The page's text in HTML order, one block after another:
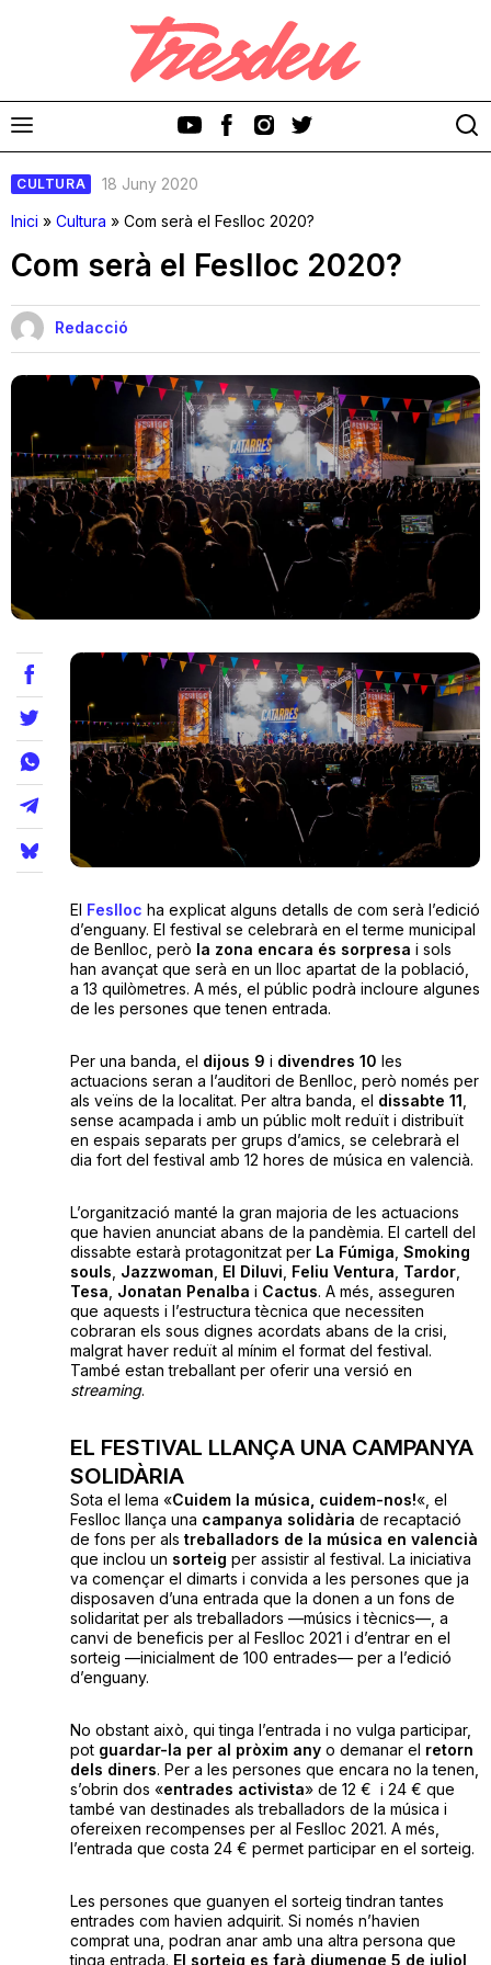
Discos
Videoclips
Cinema i Televisió
Festivals
Teatre
Internet
Opinió
Llibres
La Llista
Llocs
CULTURA
18 Juny 2020
Inici » Cultura » Com serà el Feslloc 2020?
Com serà el Feslloc 2020?
Redacció
El Feslloc ha explicat alguns detalls de com serà l’edició
d’enguany. El festival se celebrarà en el terme municipal
de Benlloc, però la zona encara és sorpresa i sols
han avançat que serà en un lloc apartat de la població,
a 13 quilòmetres. A més, el públic podrà incloure algunes
de les persones que tenen entrada.
Per una banda, el dijous 9 i divendres 10 les
actuacions seran a l’auditori de Benlloc, però només per
als veïns de la localitat. Per altra banda, el dissabte 11
sense acampada i amb un públic molt reduït i distribuït
en espais separats per grups d’amics, se celebrarà el
dia fort del festival amb 12 hores de música en valencià.
L’organització manté la gran majoria de les actuacions
que havien anunciat abans de la pandèmia. El cartell del
dissabte estarà protagonitzat per La Fúmiga Smoking
souls Jazzwoman El Diluvi Feliu Ventura Tardor,
Tesa Jonatan Penalba i Cactus. A més, asseguren
que aquests i l’estructura tècnica que necessiten
cobraran els sous dignes acordats abans de la crisi,
malgrat haver reduït al mínim el format del festival.
També estan treballant per oferir una versió en
streaming.
EL FESTIVAL LLANÇA UNA CAMPANYA
SOLIDÀRIA
Sota el lema «Cuidem la música, cuidem-nos!«, el
Feslloc llança una campanya solidària de recaptació
de fons per als treballadors de la música en valencià
que inclou un sorteig per assistir al festival. La iniciativa
va començar el dimarts i convida a les persones que ja
disposaven d’una entrada que la donen a un fons de
solidaritat per als treballadors —músics i tècnics—, a
canvi de beneficis per al Feslloc 2021 i d’entrar en el
sorteig —inicialment de 100 entrades— per a l’edició
d’enguany.
No obstant això, qui tinga l’entrada i no vulga participar,
pot guardar-la per al pròxim anyo demanar el retorn
dels diners. Per a les persones que encara no la tenen,
s’obrin dos «entrades activista» de 12 € i 24 € que
també van destinades als treballadors de la música i
ofereixen recompenses per al Feslloc 2021. A més,
l’entrada que costa 24 € permet participar en el sorteig.
Les persones que guanyen el sorteig tindran tantes
entrades com havien adquirit. Si només n’havien
comprat una, podran anar amb una altra persona que
tinga entrada. El sorteig es farà diumenge 5 de juliol